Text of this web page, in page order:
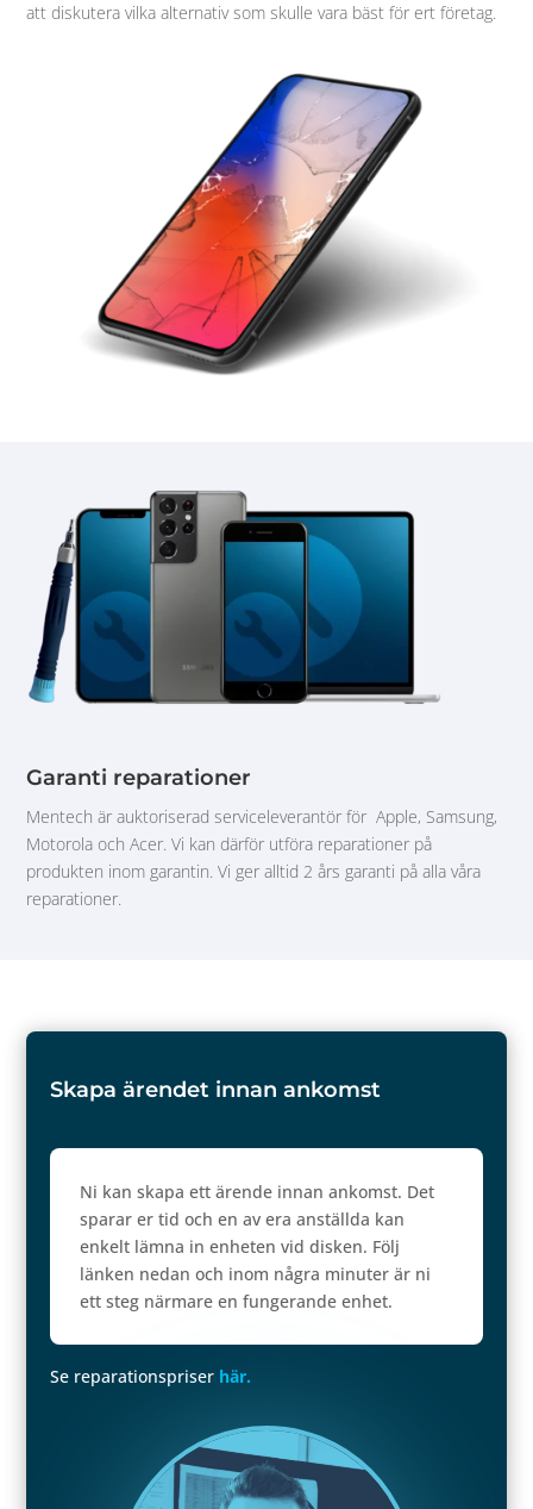
att diskutera vilka alternativ som skulle vara bäst för ert företag.
Garanti reparationer
Mentech är auktoriserad serviceleverantör för Apple, Samsung,
Motorola och Acer. Vi kan därför utföra reparationer på
produkten inom garantin. Vi ger alltid 2 års garanti på alla våra
reparationer.
Skapa ärendet innan ankomst
Ni kan skapa ett ärende innan ankomst. Det
sparar er tid och en av era anställda kan
enkelt lämna in enheten vid disken. Följ
länken nedan och inom några minuter är ni
ett steg närmare en fungerande enhet.
Se reparationspriser här.